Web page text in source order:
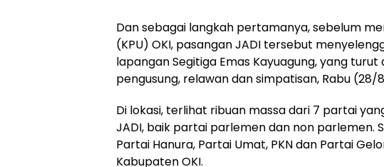
Dan sebagai langkah pertamanya, sebelum
(KPU) OKI, pasangan JADI tersebut
lapangan Segitiga Emas Kayuagung, yang
pengusung, relawan dan simpatisan, Rabu (28/
Di lokasi, terlihat ribuan massa dari 7 partai
JADI, baik partai parlemen dan non parlemen.
Partai Hanura, Partai Umat, PKN dan Partai
Kabupaten OKI.